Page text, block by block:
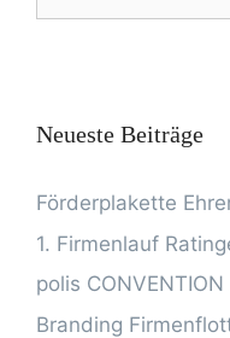
Neueste Beiträge
Förderplakette
1. Firmenlauf
polis
Branding